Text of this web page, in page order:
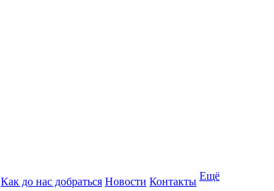
Как до нас добраться Новости Контакты Ещё